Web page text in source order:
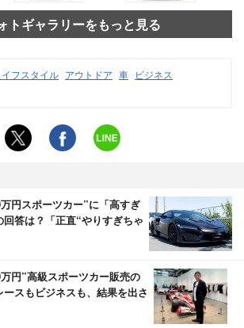
トギャラリーをもっと見る
イフスタイル アウトドア 車 ビジネス
円スポーツカー”に「高すぎ
答は？「正直“やりすぎちゃ
円”高級スポーツカー販売の
スもビジネスも、結果を出さ